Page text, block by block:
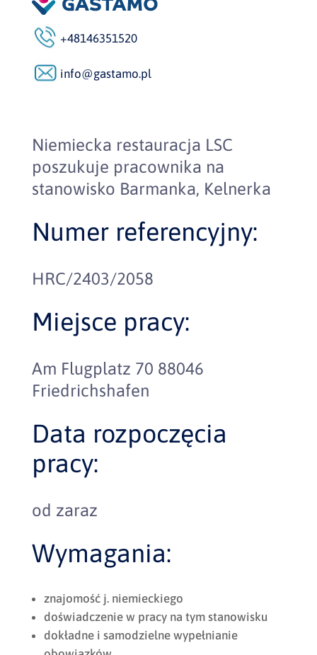
+48146351520
info@gastamo.pl
Niemiecka restauracja LSC
poszukuje pracownika na
stanowisko Barmanka, Kelnerka
Numer referencyjny:
HRC/2403/2058
Miejsce pracy:
Am Flugplatz 70 88046
Friedrichshafen
Data rozpoczęcia
pracy:
od zaraz
Wymagania:
znajomość j. niemieckiego
doświadczenie w pracy na tym stanowisku
dokładne i samodzielne wypełnianie